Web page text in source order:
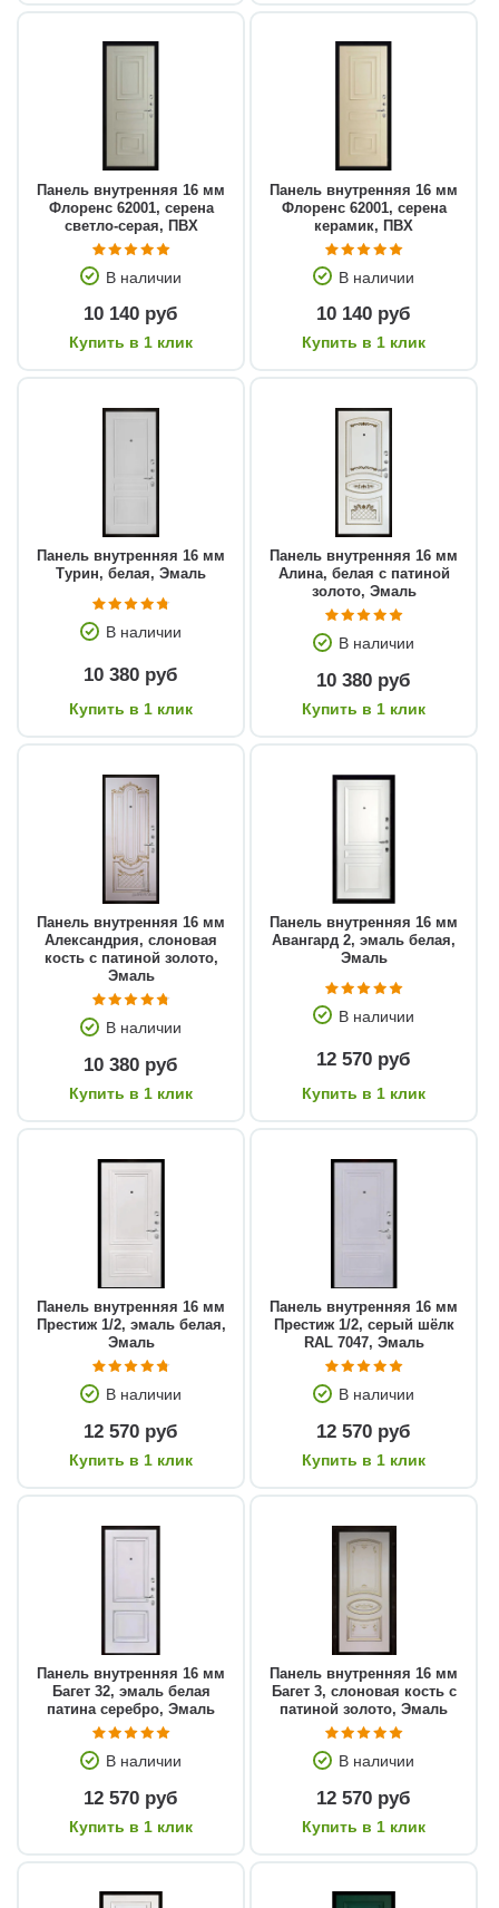
Панель внутренняя 16 мм
Флоренс 62001, серена
светло-серая, ПВХ
В наличии
10 140 руб
Купить в 1 клик
Панель внутренняя 16 мм
Флоренс 62001, серена
керамик, ПВХ
В наличии
10 140 руб
Купить в 1 клик
Панель внутренняя 16 мм
Турин, белая, Эмаль
В наличии
10 380 руб
Купить в 1 клик
Панель внутренняя 16 мм
Алина, белая с патиной
золото, Эмаль
В наличии
10 380 руб
Купить в 1 клик
Панель внутренняя 16 мм
Александрия, слоновая
кость с патиной золото,
Эмаль
В наличии
10 380 руб
Купить в 1 клик
Панель внутренняя 16 мм
Авангард 2, эмаль белая,
Эмаль
В наличии
12 570 руб
Купить в 1 клик
Панель внутренняя 16 мм
Престиж 1/2, эмаль белая,
Эмаль
В наличии
12 570 руб
Купить в 1 клик
Панель внутренняя 16 мм
Престиж 1/2, серый шёлк
RAL 7047, Эмаль
В наличии
12 570 руб
Купить в 1 клик
Панель внутренняя 16 мм
Багет 32, эмаль белая
патина серебро, Эмаль
В наличии
12 570 руб
Купить в 1 клик
Панель внутренняя 16 мм
Багет 3, слоновая кость с
патиной золото, Эмаль
В наличии
12 570 руб
Купить в 1 клик